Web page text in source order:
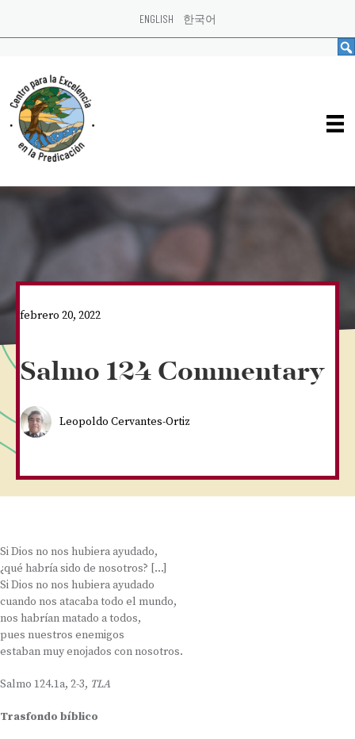
ENGLISH 한국어
febrero 20, 2022
Salmo 124 Commentary
Leopoldo Cervantes-Ortiz
Si Dios no nos hubiera ayudado,
¿qué habría sido de nosotros? […]
Si Dios no nos hubiera ayudado
cuando nos atacaba todo el mundo,
nos habrían matado a todos,
pues nuestros enemigos
estaban muy enojados con nosotros.
Salmo 124.1a, 2-3, TLA
Trasfondo bíblico